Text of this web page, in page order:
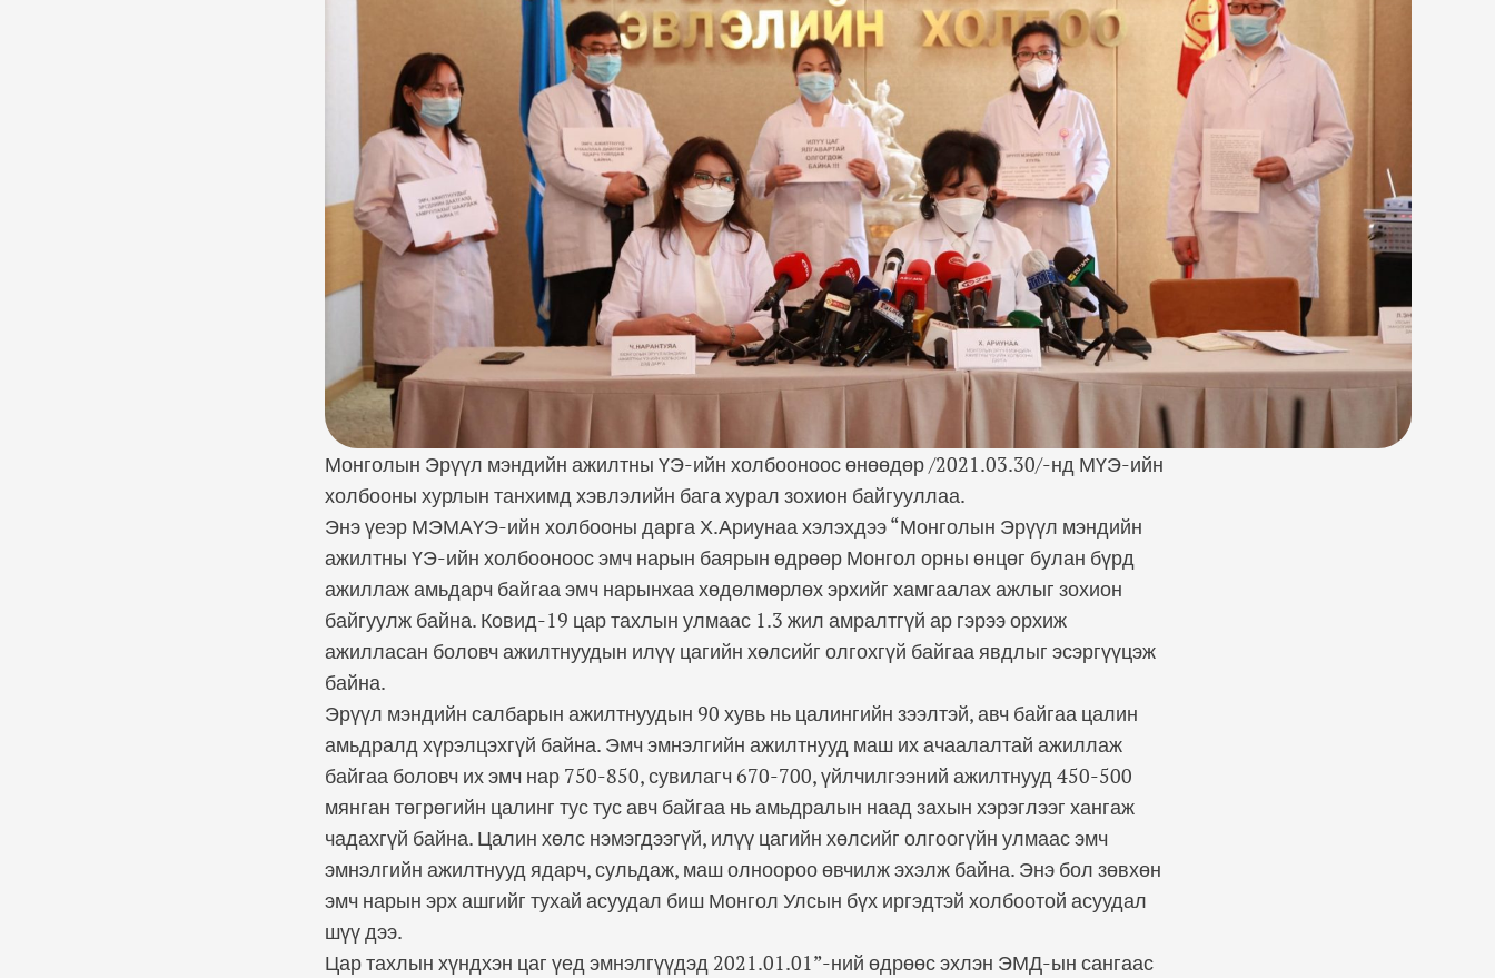
Монголын Эрүүл мэндийн ажилтны ҮЭ-ийн холбооноос өнөөдөр /2021.03.30/-нд МҮЭ-ийн
холбооны хурлын танхимд хэвлэлийн бага хурал зохион байгууллаа.
Энэ үеэр МЭМАҮЭ-ийн холбооны дарга Х.Ариунаа хэлэхдээ “Монголын Эрүүл мэндийн
ажилтны ҮЭ-ийн холбооноос эмч нарын баярын өдрөөр Монгол орны өнцөг булан бүрд
ажиллаж амьдарч байгаа эмч нарынхаа хөдөлмөрлөх эрхийг хамгаалах ажлыг зохион
байгуулж байна. Ковид-19 цар тахлын улмаас 1.3 жил амралтгүй ар гэрээ орхиж
ажилласан боловч ажилтнуудын илүү цагийн хөлсийг олгохгүй байгаа явдлыг эсэргүүцэж
байна.
Эрүүл мэндийн салбарын ажилтнуудын 90 хувь нь цалингийн зээлтэй, авч байгаа цалин
амьдралд хүрэлцэхгүй байна. Эмч эмнэлгийн ажилтнууд маш их ачаалалтай ажиллаж
байгаа боловч их эмч нар 750-850, сувилагч 670-700, үйлчилгээний ажилтнууд 450-500
мянган төгрөгийн цалинг тус тус авч байгаа нь амьдралын наад захын хэрэглээг хангаж
чадахгүй байна. Цалин хөлс нэмэгдээгүй, илүү цагийн хөлсийг олгоогүйн улмаас эмч
эмнэлгийн ажилтнууд ядарч, сульдаж, маш олноороо өвчилж эхэлж байна. Энэ бол зөвхөн
эмч нарын эрх ашгийг тухай асуудал биш Монгол Улсын бүх иргэдтэй холбоотой асуудал
шүү дээ.
Цар тахлын хүндхэн цаг үед эмнэлгүүдэд 2021.01.01”-ний өдрөөс эхлэн ЭМД-ын сангаас